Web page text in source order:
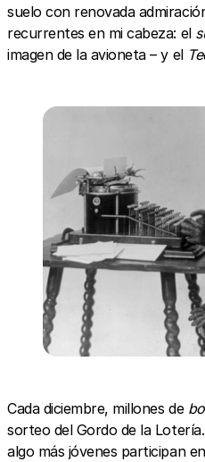
suelo con renovada
recurrentes en mi cabeza: el
imagen de la avioneta – y el
Cada diciembre, millones de
sorteo del Gordo de la
algo más jóvenes participan